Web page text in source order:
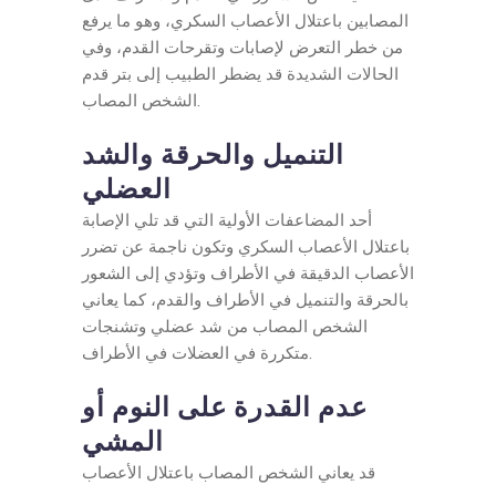
المصابين باعتلال الأعصاب السكري، وهو ما يرفع
من خطر التعرض لإصابات وتقرحات القدم، وفي
الحالات الشديدة قد يضطر الطبيب إلى بتر قدم
الشخص المصاب.
التنميل والحرقة والشد
العضلي
أحد المضاعفات الأولية التي قد تلي الإصابة
باعتلال الأعصاب السكري وتكون ناجمة عن تضرر
الأعصاب الدقيقة في الأطراف وتؤدي إلى الشعور
بالحرقة والتنميل في الأطراف والقدم، كما يعاني
الشخص المصاب من شد عضلي وتشنجات
متكررة في العضلات في الأطراف.
عدم القدرة على النوم أو
المشي
قد يعاني الشخص المصاب باعتلال الأعصاب